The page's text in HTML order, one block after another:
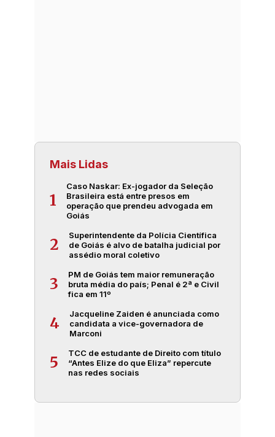
Mais Lidas
1
Caso Naskar: Ex-jogador da Seleção
Brasileira está entre presos em
operação que prendeu advogada em
Goiás
2
Superintendente da Polícia Científica
de Goiás é alvo de batalha judicial por
assédio moral coletivo
3
PM de Goiás tem maior remuneração
bruta média do país; Penal é 2ª e Civil
fica em 11º
4
Jacqueline Zaiden é anunciada como
candidata a vice-governadora de
Marconi
5
TCC de estudante de Direito com título
“Antes Elize do que Eliza” repercute
nas redes sociais